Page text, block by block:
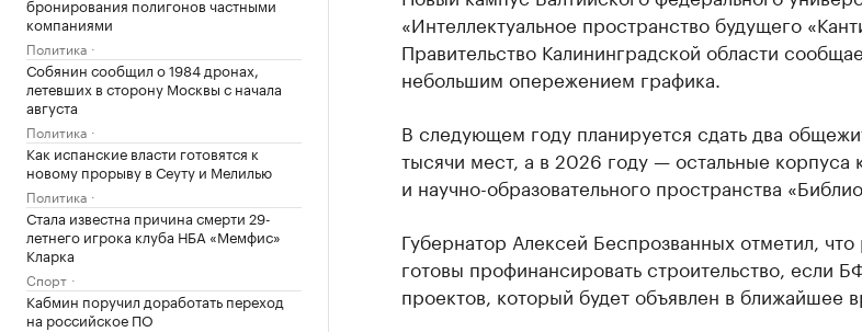
бронирования полигонов частными
компаниями
Политика
Собянин сообщил о 1984 дронах,
летевших в сторону Москвы с начала
августа
Политика
Как испанские власти готовятся к
новому прорыву в Сеуту и Мелилью
Политика
Стала известна причина смерти 29-
летнего игрока клуба НБА «Мемфис»
Кларка
Спорт
Кабмин поручил доработать переход
на российское ПО
«Интеллектуальное пространство будущего
Правительство Калининградской области
небольшим опережением графика.
В следующем году планируется сдать два
тысячи мест, а в 2026 году — остальные корпуса
и научно-образовательного пространства
Губернатор Алексей Беспрозванных отметил, что
готовы профинансировать строительство, если
проектов, который будет объявлен в ближайшее